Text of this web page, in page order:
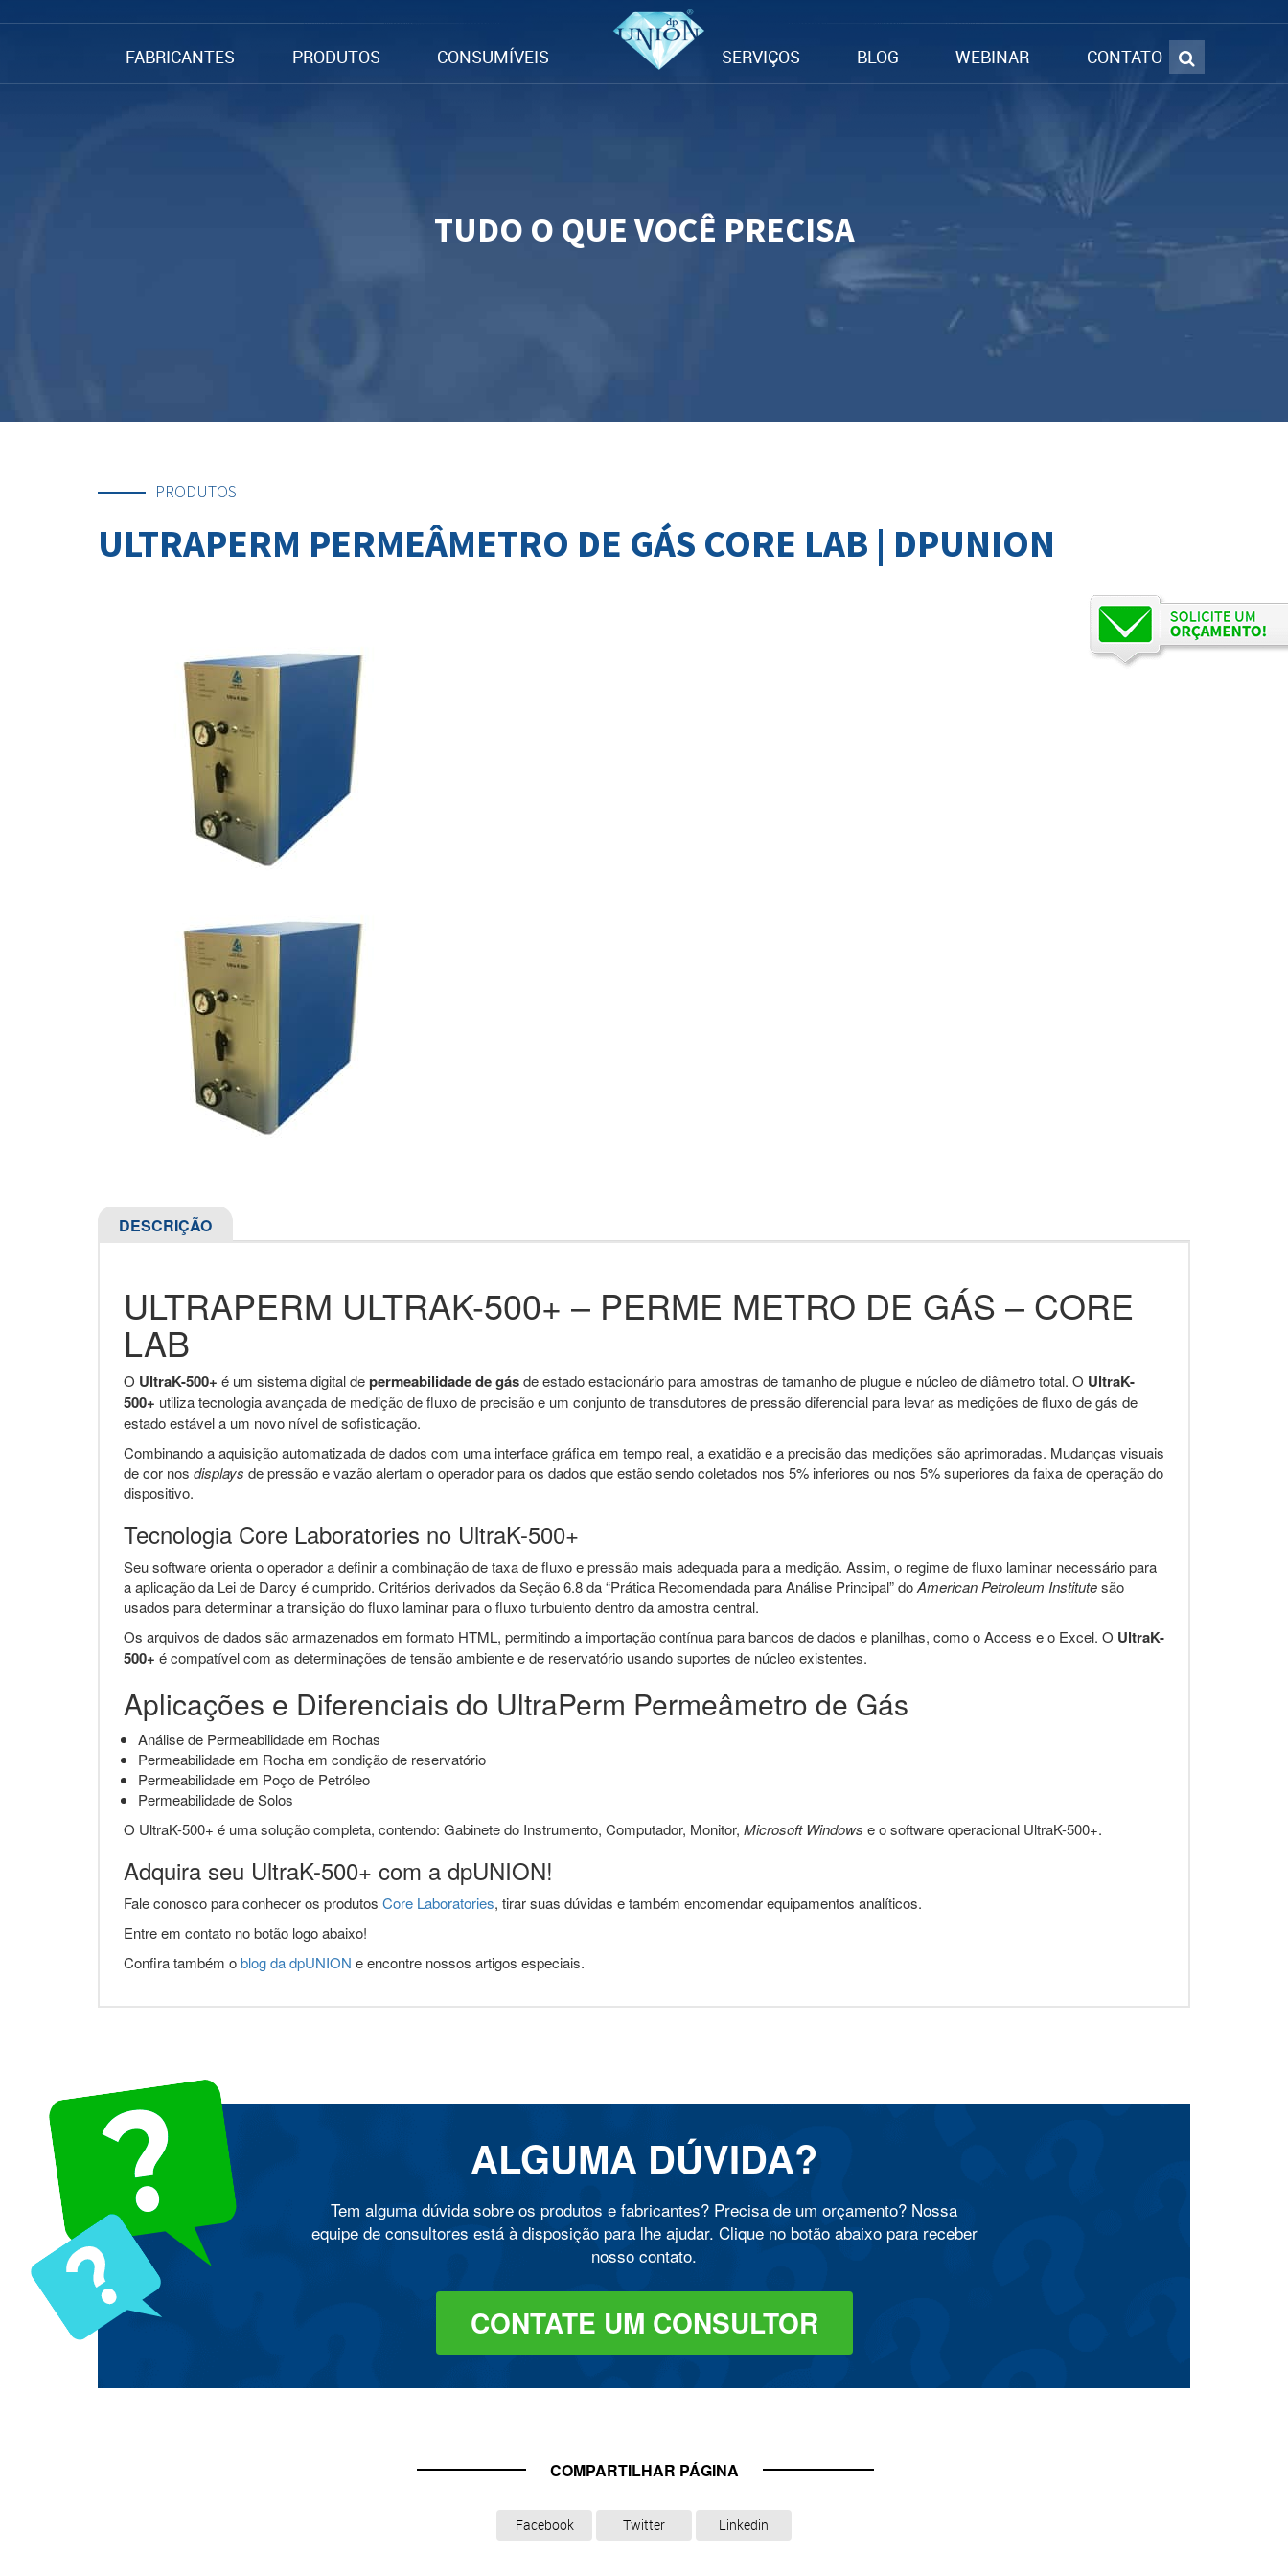
FABRICANTES PRODUTOS CONSUMÍVEIS SERVIÇOS BLOG WEBINAR CONTATO
TUDO O QUE VOCÊ PRECISA
PRODUTOS
ULTRAPERM PERMEÂMETRO DE GÁS CORE LAB | DPUNION
DESCRIÇÃO
ULTRAPERM ULTRAK-500+ – PERME METRO DE GÁS – CORE
LAB
O UltraK-500+ é um sistema digital depermeabilidade de gásde estado estacionário para amostras de tamanho de plugue e núcleo de diâmetro total. O UltraK-
500+ utiliza tecnologia avançada de medição de fluxo de precisão e um conjunto de transdutores de pressão diferencial para levar as medições de fluxo de gás de
estado estável a um novo nível de sofisticação.
Combinando a aquisição automatizada de dados com uma interface gráfica em tempo real, a exatidão e a precisão das medições são aprimoradas. Mudanças visuais
de cor nos displays de pressão e vazão alertam o operador para os dados que estão sendo coletados nos 5% inferiores ou nos 5% superiores da faixa de operação do
dispositivo.
Tecnologia Core Laboratories no UltraK-500+
Seu software orienta o operador a definir a combinação de taxa de fluxo e pressão mais adequada para a medição. Assim, o regime de fluxo laminar necessário para
a aplicação da Lei de Darcy é cumprido. Critérios derivados da Seção 6.8 da “Prática Recomendada para Análise Principal” doAmerican Petroleum Institutesão
usados ​​para determinar a transição do fluxo laminar para o fluxo turbulento dentro da amostra central.
Os arquivos de dados são armazenados em formato HTML, permitindo a importação contínua para bancos de dados e planilhas, como o Access e o Excel. O UltraK-
500+ é compatível com as determinações de tensão ambiente e de reservatório usando suportes de núcleo existentes.
Aplicações e Diferenciais do UltraPerm Permeâmetro de Gás
Análise de Permeabilidade em Rochas
Permeabilidade em Rocha em condição de reservatório
Permeabilidade em Poço de Petróleo
Permeabilidade de Solos
O UltraK-500+ é uma solução completa, contendo: Gabinete do Instrumento, Computador, Monitor, Microsoft Windows e o software operacional UltraK-500+.
Adquira seu UltraK-500+ com a dpUNION!
Fale conosco para conhecer os produtos Core Laboratories, tirar suas dúvidas e também encomendar equipamentos analíticos.
Entre em contato no botão logo abaixo!
Confira também oblog da dpUNION e encontre nossos artigos especiais.
ALGUMA DÚVIDA?
Tem alguma dúvida sobre os produtos e fabricantes? Precisa de um orçamento? Nossa
equipe de consultores está à disposição para lhe ajudar. Clique no botão abaixo para receber
nosso contato.
CONTATE UM CONSULTOR
COMPARTILHAR PÁGINA
Facebook Twitter Linkedin